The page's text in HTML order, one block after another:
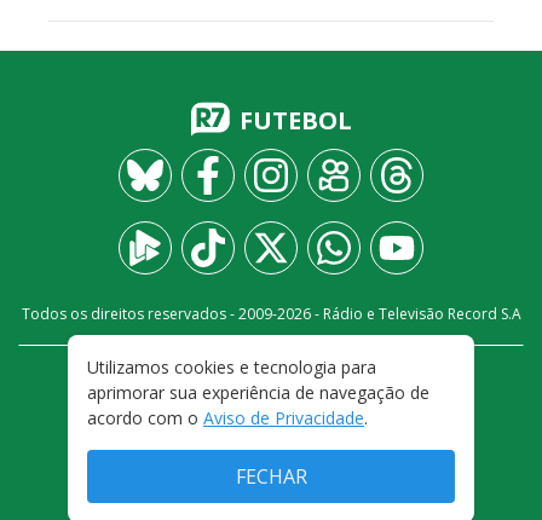
FUTEBOL
Todos os direitos reservados - 2009-2026- Rádio e Televisão Record S.A
FALE CONOSCO
PRIVACIDADE
TERMOS E CONDIÇÕES DE USO
Utilizamos cookies e tecnologia para
aprimorar sua experiência de navegação de
acordo com o Aviso de Privacidade.
FECHAR